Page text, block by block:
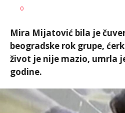
AUTOR
0
Mira Mijatović bila je
beogradske rok grupe,
život je nije mazio, umrla
godine.